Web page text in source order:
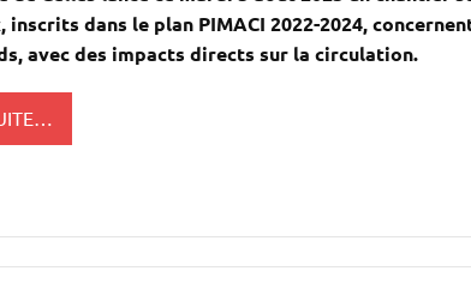
inscrits dans le plan PIMACI 2022-2024,
avec des impacts directs sur la circulation.